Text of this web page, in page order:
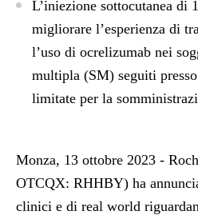
L’iniezione sottocutanea di
migliorare l’esperienza di
l’uso di ocrelizumab nei
multipla (SM) seguiti
limitate per la
Monza, 13 ottobre 2023 -
OTCQX: RHHBY) ha
clinici e di real world